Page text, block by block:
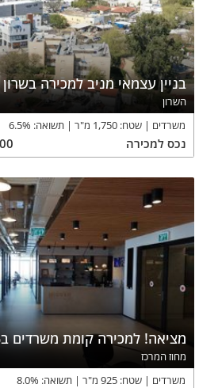
בניין עצמאי מניב למכירה בשרון
השרון
משרדים
שטח: 1,750 מ"ר תשואה: 6.5%
נכס למכירה
מציאה! למכירה קומת משרדים ב8% תשואה!
מחוז המרכז
משרדים
שטח: 925 מ"ר תשואה: 8.0%